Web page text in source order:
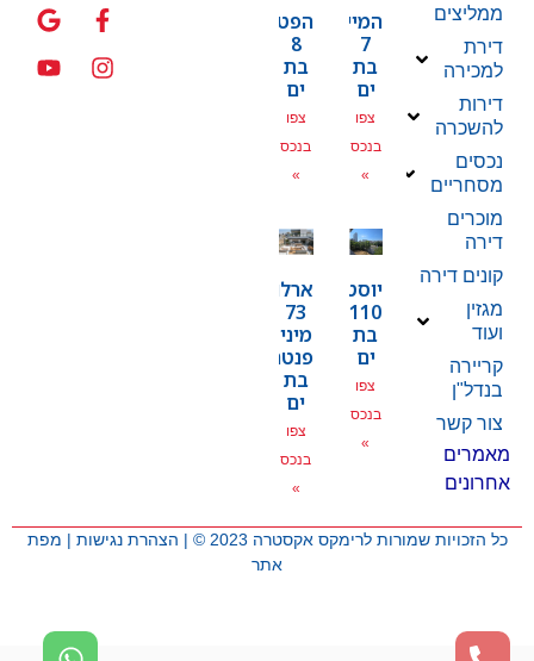
ממליצים
דירת
למכירה
דירות
להשכרה
נכסים
מסחריים
מוכרים
דירה
קונים דירה
מגזין
ועוד
קריירה
בנדל"ן
צור קשר
מאמרים
אחרונים
המייסדים
7
בת
ים
צפו
בנכס
»
הפטמן
8
בת
ים
צפו
בנכס
»
יוסטפל
110
בת
ים
צפו
בנכס
»
ארלוזרוב
73
מיני
פנטהאוז
בת
ים
צפו
בנכס
»
כל הזכויות שמורות לרימקס אקסטרה 2023 © | הצהרת נגישות | מפת
אתר